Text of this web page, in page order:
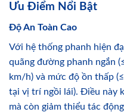
Ưu Điểm Nổi Bật
Độ An Toàn Cao
Với hệ thống phanh hiện
quãng đường phanh ngắn
km/h) và mức độ ồn thấp
tại vị trí ngồi lái). Điều này
mà còn giảm thiểu tác